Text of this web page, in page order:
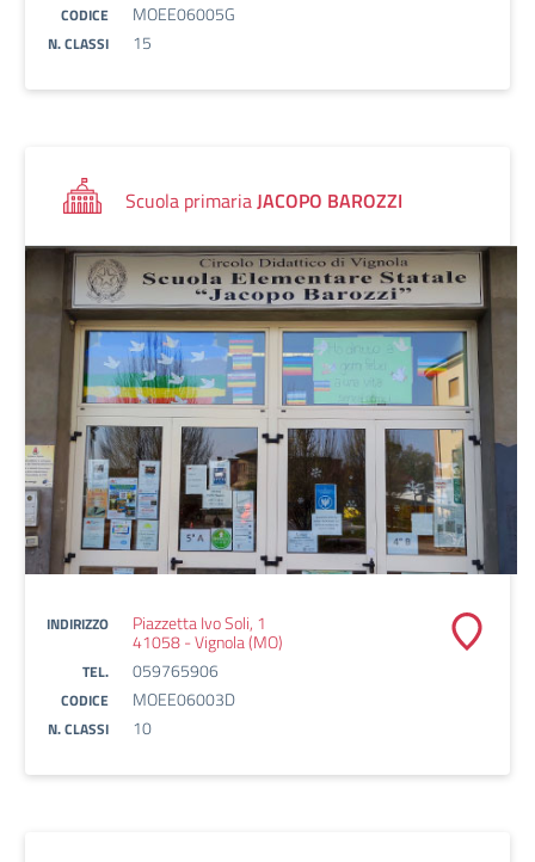
CODICE MOEE06005G
N. CLASSI 15
Scuola primariaJACOPO BAROZZI
INDIRIZZO Piazzetta Ivo Soli, 1
41058 - Vignola (MO)
TEL. 059765906
CODICE MOEE06003D
N. CLASSI 10